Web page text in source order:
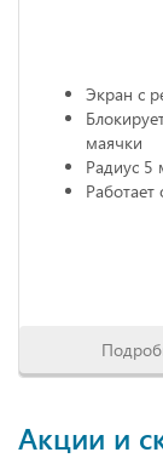
Экран с
маячки
Радиус 5
Акции и